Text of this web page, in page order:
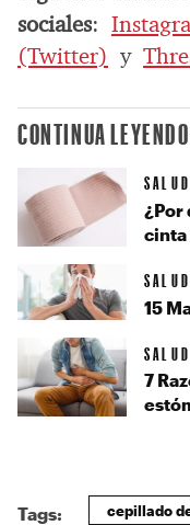
sociales:
(Twitter) y
CONTINUA
SALUD
¿Por
cinta
SALUD
15
SALUD
7
Tags: cepillado